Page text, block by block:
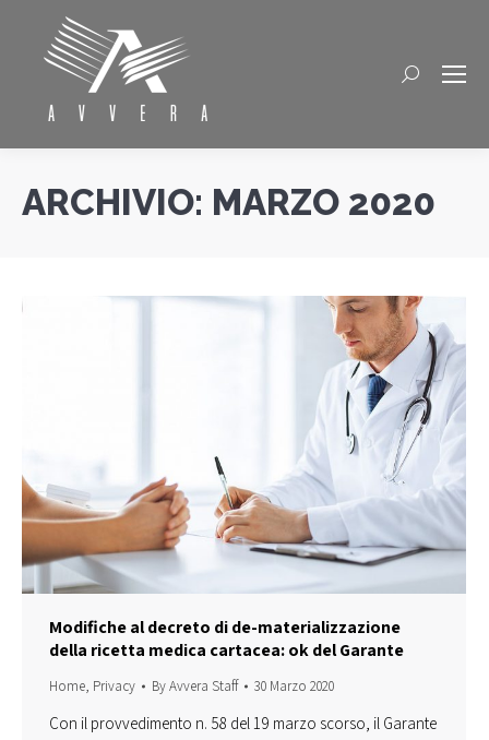
Cerca
ARCHIVIO: MARZO 2020
Modifiche al decreto di de-materializzazione
della ricetta medica cartacea: ok del Garante
Home, Privacy ByAvvera Staff 30 Marzo 2020
Con il provvedimento n. 58 del 19 marzo scorso, il Garante